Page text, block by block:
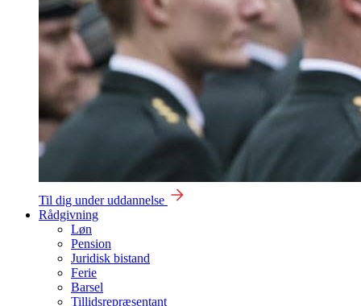
Til dig under uddannelse
Rådgivning
Løn
Pension
Juridisk bistand
Ferie
Barsel
Tillidsrepræsentant